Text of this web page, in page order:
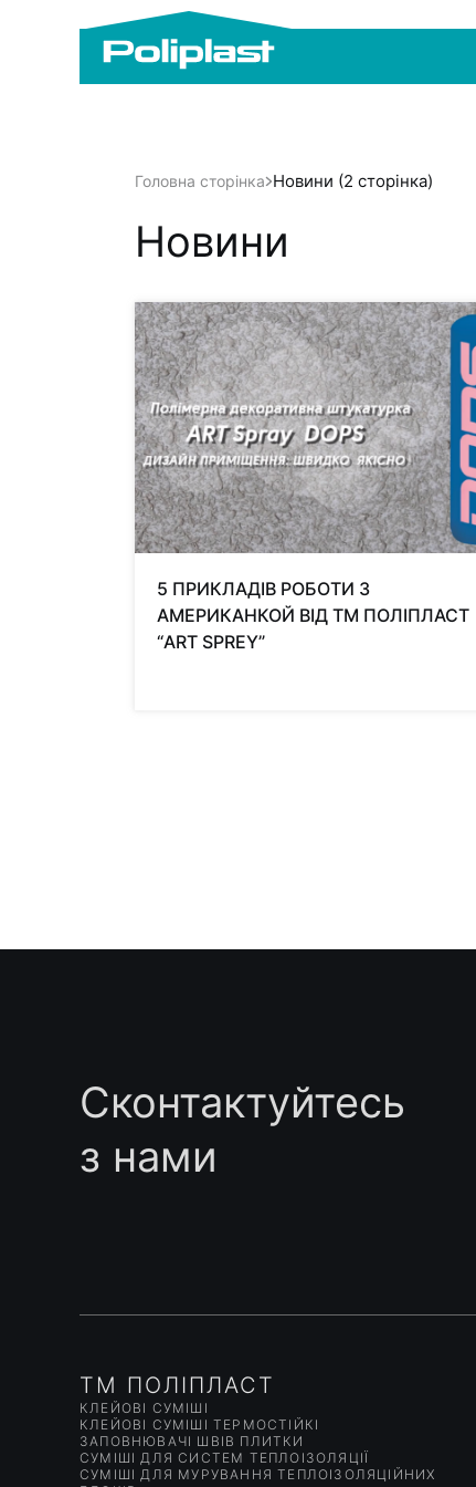
Головна сторінка Новини (2 сторінка)
Новини
5 ПРИКЛАДІВ РОБОТИ З
АМЕРИКАНКОЙ ВІД ТМ ПОЛІПЛАСТ
“ART SPREY”
Сконтактуйтесь
з нами
ТМ ПОЛІПЛАСТ
КЛЕЙОВІ СУМІШІ
КЛЕЙОВІ СУМІШІ ТЕРМОСТІЙКІ
ЗАПОВНЮВАЧІ ШВІВ ПЛИТКИ
СУМІШІ ДЛЯ СИСТЕМ ТЕПЛОІЗОЛЯЦІЇ
СУМІШІ ДЛЯ МУРУВАННЯ ТЕПЛОІЗОЛЯЦІЙНИХ